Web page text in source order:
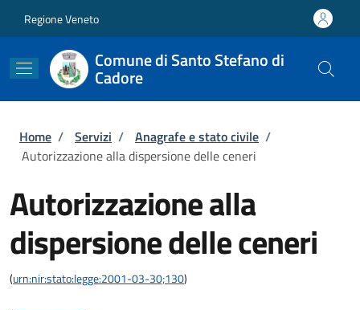
Regione Veneto
Comune di Santo Stefano di
Cadore
Briciole di pane
Home / Servizi / Anagrafe e stato civile /
Autorizzazione alla dispersione delle ceneri
Autorizzazione alla
dispersione delle ceneri
(urn:nir:stato:legge:2001-03-30;130)